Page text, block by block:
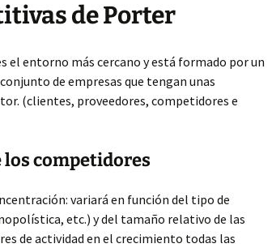
de Porter
entorno más cercano y está formado por un
de empresas que tengan unas
(clientes, proveedores, competidores e
los competidores
variará en función del tipo de
etc.) y del tamaño relativo de las
de actividad en el crecimiento todas las